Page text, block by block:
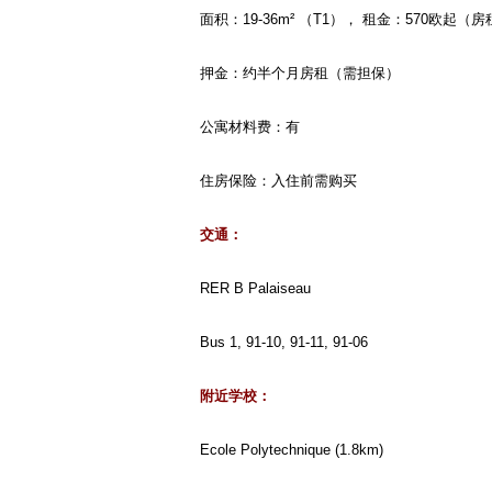
面积： 19-36m² （ T1） ， 租金： 570欧起 （
押金：约半个月房租（需担保）
公寓材料费：有
住房保险：入住前需购买
交通：
RER B Palaiseau
Bus 1, 91-10, 91-11, 91-06
附近学校：
Ecole Polytechnique (1.8km)